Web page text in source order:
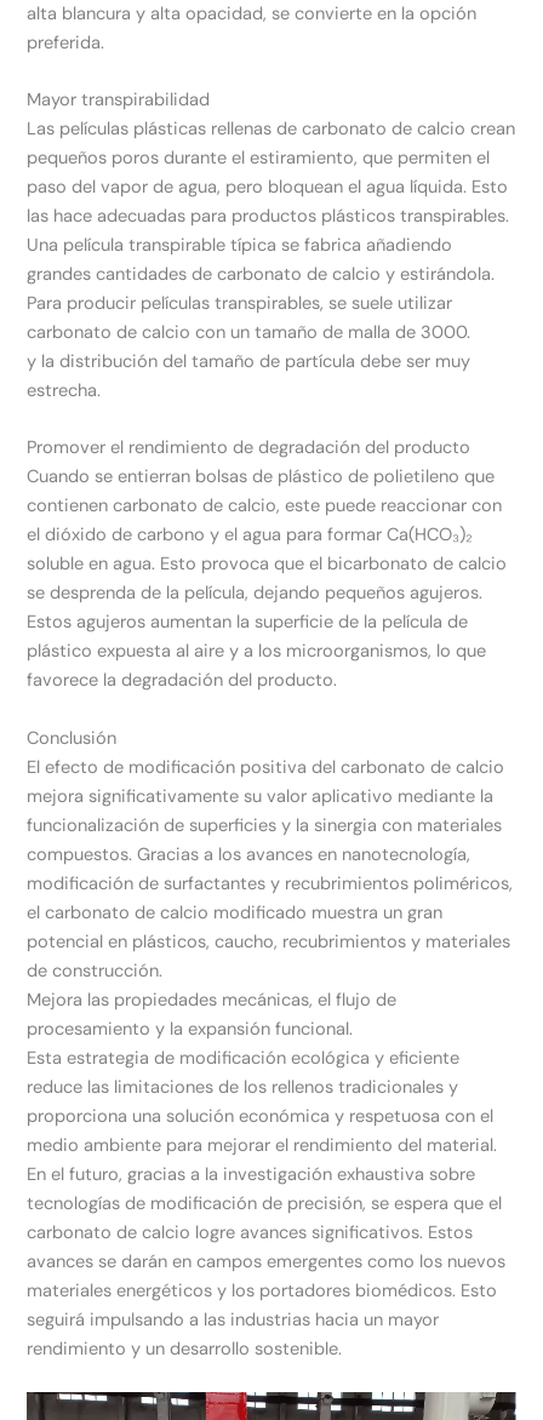
alta blancura y alta opacidad, se convierte en la opción
preferida.
Mayor transpirabilidad
Las películas plásticas rellenas de carbonato de calcio crean
pequeños poros durante el estiramiento, que permiten el
paso del vapor de agua, pero bloquean el agua líquida. Esto
las hace adecuadas para productos plásticos transpirables.
Una película transpirable típica se fabrica añadiendo
grandes cantidades de carbonato de calcio y estirándola.
Para producir películas transpirables, se suele utilizar
carbonato de calcio con un tamaño de malla de 3000.
y la distribución del tamaño de partícula debe ser muy
estrecha.
Promover el rendimiento de degradación del producto
Cuando se entierran bolsas de plástico de polietileno que
contienen carbonato de calcio, este puede reaccionar con
el dióxido de carbono y el agua para formar Ca(HCO₃)₂
soluble en agua. Esto provoca que el bicarbonato de calcio
se desprenda de la película, dejando pequeños agujeros.
Estos agujeros aumentan la superficie de la película de
plástico expuesta al aire y a los microorganismos, lo que
favorece la degradación del producto.
Conclusión
El efecto de modificación positiva del carbonato de calcio
mejora significativamente su valor aplicativo mediante la
funcionalización de superficies y la sinergia con materiales
compuestos. Gracias a los avances en nanotecnología,
modificación de surfactantes y recubrimientos poliméricos,
el carbonato de calcio modificado muestra un gran
potencial en plásticos, caucho, recubrimientos y materiales
de construcción.
Mejora las propiedades mecánicas, el flujo de
procesamiento y la expansión funcional.
Esta estrategia de modificación ecológica y eficiente
reduce las limitaciones de los rellenos tradicionales y
proporciona una solución económica y respetuosa con el
medio ambiente para mejorar el rendimiento del material.
En el futuro, gracias a la investigación exhaustiva sobre
tecnologías de modificación de precisión, se espera que el
carbonato de calcio logre avances significativos. Estos
avances se darán en campos emergentes como los nuevos
materiales energéticos y los portadores biomédicos. Esto
seguirá impulsando a las industrias hacia un mayor
rendimiento y un desarrollo sostenible.